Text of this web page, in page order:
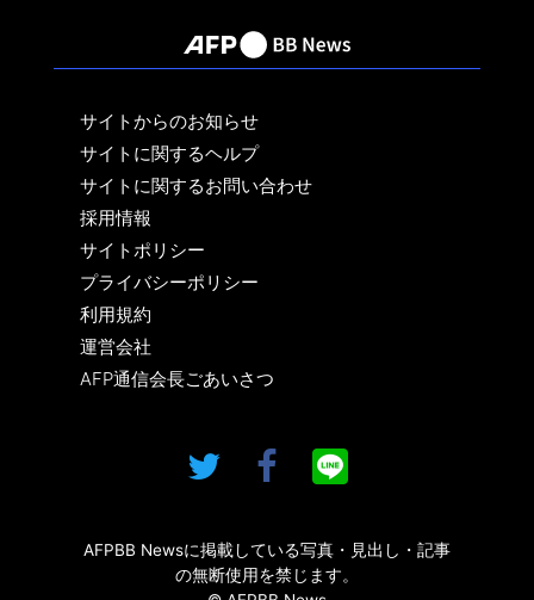
サイトからのお知らせ
サイトに関するヘルプ
サイトに関するお問い合わせ
採用情報
サイトポリシー
プライバシーポリシー
利用規約
運営会社
AFP通信会長ごあいさつ
AFPBB Newsに掲載している写真・見出し・記事
の無断使用を禁じます。